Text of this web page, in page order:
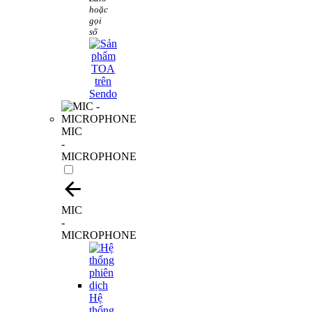
hoặc
gọi
số
MIC
-
MICROPHONE
MIC
-
MICROPHONE
Hệ